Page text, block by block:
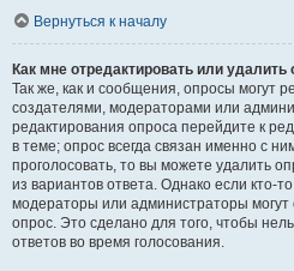
Вернуться к началу
Как мне отредактировать или удалить
Так же, как и сообщения, опросы могут
создателями, модераторами или
редактирования опроса перейдите к
в теме; опрос всегда связан именно с
проголосовать, то вы можете удалить
из вариантов ответа. Однако если кто-
модераторы или администраторы могут
опрос. Это сделано для того, чтобы
ответов во время голосования.